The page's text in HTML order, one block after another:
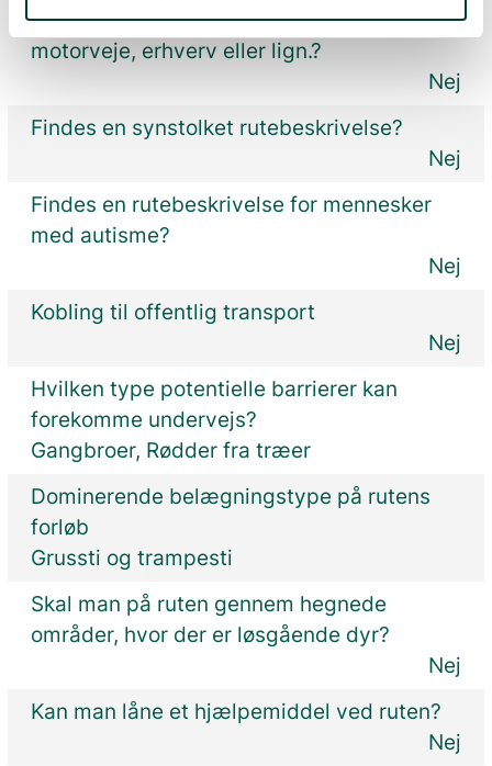
Er der støj på rutens forløb, fx fra trafik,
motorveje, erhverv eller lign.?
Nej
Findes en synstolket rutebeskrivelse?
Nej
Findes en rutebeskrivelse for mennesker
med autisme?
Nej
Kobling til offentlig transport
Nej
Hvilken type potentielle barrierer kan
forekomme undervejs?
Gangbroer, Rødder fra træer
Dominerende belægningstype på rutens
forløb
Grussti og trampesti
Skal man på ruten gennem hegnede
områder, hvor der er løsgående dyr?
Nej
Kan man låne et hjælpemiddel ved ruten?
Nej